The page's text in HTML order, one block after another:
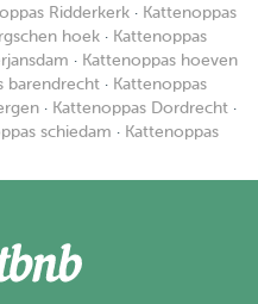
Ridderkerk · Kattenoppas
hoek · Kattenoppas
· Kattenoppas hoeven
barendrecht · Kattenoppas
· Kattenoppas Dordrecht ·
schiedam · Kattenoppas